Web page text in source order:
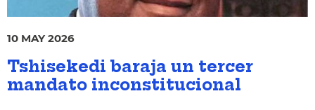
10 MAY 2026
Tshisekedi baraja un tercer
mandato inconstitucional